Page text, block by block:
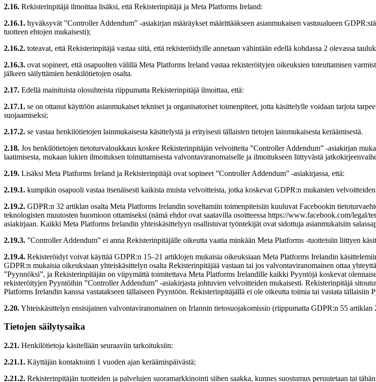
2.16. Rekisterinpitäjä ilmoittaa lisäksi, että Rekisterinpitäjä ja Meta Platforms Ireland:
2.16.1. hyväksyvät ”Controller Addendum” -asiakirjan määräykset määrittääkseen asianmukaisen vastuualueen
tuotteen ehtojen mukaisesti);
2.16.2. toteavat, että Rekisterinpitäjä vastaa siitä, että rekisteröidyille annetaan vähintään edellä kohdassa 2 olevassa
2.16.3. ovat sopineet, että osapuolten välillä Meta Platforms Ireland vastaa rekisteröityjen oikeuksien toteuttamisen
jälkeen säilyttämien henkilötietojen osalta.
2.17. Edellä mainituista olosuhteista riippumatta Rekisterinpitäjä ilmoittaa, että:
2.17.1. se on ottanut käyttöön asianmukaiset tekniset ja organisatoriset toimenpiteet, jotta käsittelylle voidaan tarjota
suojaamiseksi;
2.17.2. se vastaa henkilötietojen lainmukaisesta käsittelystä ja erityisesti tällaisten tietojen lainmukaisesta keräämisestä.
2.18. Jos henkilötietojen tietoturvaloukkaus koskee Rekisterinpitäjän velvoitteita ”Controller Addendum” -asiakirjan
laatimisesta, mukaan lukien ilmoituksen toimittamisesta valvontaviranomaiselle ja ilmoitukseen liittyvästä
2.19. Lisäksi Meta Platforms Ireland ja Rekisterinpitäjä ovat sopineet ”Controller Addendum” -asiakirjassa, että:
2.19.1. kumpikin osapuoli vastaa itsenäisesti kaikista muista velvoitteista, jotka koskevat GDPR:n mukaisten
2.19.2. GDPR:n 32 artiklan osalta Meta Platforms Irelandin soveltamiin toimenpiteisiin kuuluvat Facebookin
teknologisten muutosten huomioon ottamiseksi (nämä ehdot ovat saatavilla osoitteessa https://www.facebook.com/
asiakirjaan. Kaikki Meta Platforms Irelandin yhteiskäsittelyyn osallistuvat työntekijät ovat sidottuja asianmukaisiin
2.19.3. ”Controller Addendum” ei anna Rekisterinpitäjälle oikeutta vaatia minkään Meta Platforms -tuotteisiin liittyen
2.19.4. Rekisteröidyt voivat käyttää GDPR:n 15–21 artiklojen mukaisia oikeuksiaan Meta Platforms Irelandin
GDPR:n mukaisia oikeuksiaan yhteiskäsittelyn osalta Rekisterinpitäjää vastaan tai jos valvontaviranomainen ottaa
”Pyynnöksi”, ja Rekisterinpitäjän on viipymättä toimitettava Meta Platforms Irelandille kaikki Pyyntöjä koskevat
rekisteröityjen Pyyntöihin ”Controller Addendum” -asiakirjasta johtuvien velvoitteiden mukaisesti. Rekisterinpitäjä
Platforms Irelandin kanssa vastatakseen tällaiseen Pyyntöön. Rekisterinpitäjällä ei ole oikeutta toimia tai vastata tällaisiin
2.20.Yhteiskäsittelyn ensisijainen valvontaviranomainen on Irlannin tietosuojakomissio (riippumatta GDPR:n 55 artiklan
Tietojen säilytysaika
2.21. Henkilötietoja käsitellään seuraaviin tarkoituksiin:
2.21.1. Käyttäjän kontaktointi 1 vuoden ajan keräämispäivästä;
2.21.2. Rekisterinpitäjän tuotteiden ja palvelujen suoramarkkinointi siihen saakka, kunnes suostumus peruutetaan tai